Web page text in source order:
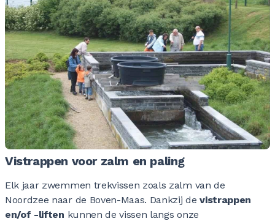
0
0
0
0
0
0
0
0
0
0
0
0
0
0
0
0
0
0
0
0
00
0
0
Vistrappen voor zalm en paling
Elk jaar zwemmen trekvissen zoals zalm van de
Noordzee naar de Boven-Maas. Dankzij devistrappen
en/of -liften kunnen de vissen langs onze